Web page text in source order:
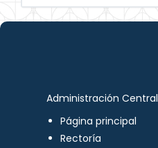
Administración Central
Página principal
Rectoría